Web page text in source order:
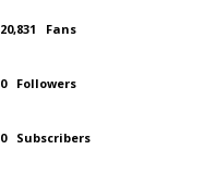
20,831 Fans
0 Followers
0 Subscribers